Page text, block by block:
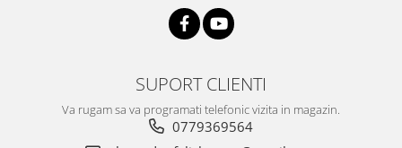
SUPORT CLIENTI
Va rugam sa va programati telefonic vizita in magazin.
0779369564